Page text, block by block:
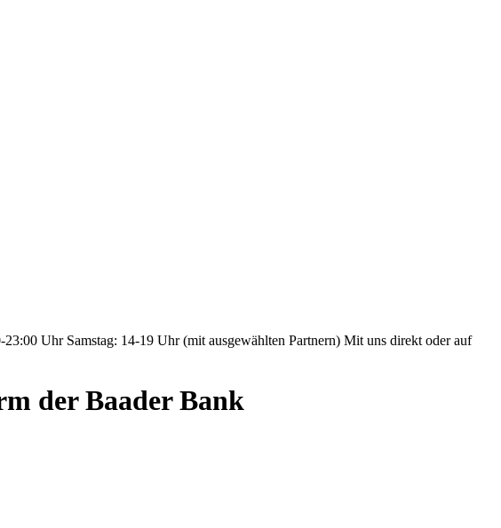
23:00 Uhr Samstag: 14-19 Uhr (mit ausgewählten Partnern) Mit uns direkt oder auf
der Baader Bank